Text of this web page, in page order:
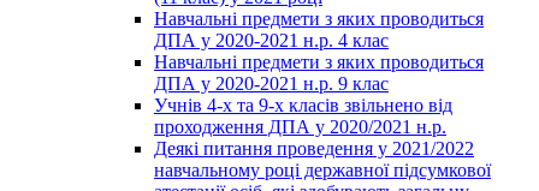
Навчальні предмети з яких проводиться
ДПА у 2020-2021 н.р. 4 клас
Навчальні предмети з яких проводиться
ДПА у 2020-2021 н.р. 9 клас
Учнів 4-х та 9-х класів звільнено від
проходження ДПА у 2020/2021 н.р.
Деякі питання проведення у 2021/2022
навчальному році державної підсумкової